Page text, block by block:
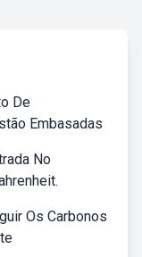
De
Embasadas
No
Os Carbonos